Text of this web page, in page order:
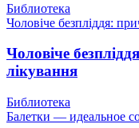
Библиотека
Чоловіче безпліддя:
Чоловіче
лікування
Библиотека
Балетки — идеальное